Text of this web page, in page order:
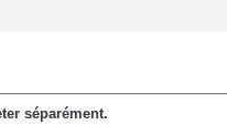
séparément.